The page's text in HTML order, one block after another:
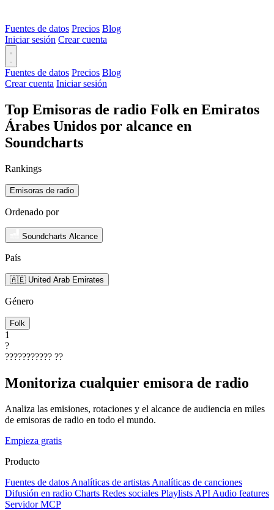
Fuentes de datos Precios Blog
Iniciar sesión Crear cuenta
Fuentes de datos Precios Blog
Crear cuenta Iniciar sesión
Top Emisoras de radio Folk en Emiratos
Árabes Unidos por alcance en
Soundcharts
Rankings
Emisoras de radio
Ordenado por
Soundcharts Alcance
País
🇦🇪 United Arab Emirates
Género
Folk
1
?
??????????? ??
Monitoriza cualquier emisora de radio
Analiza las emisiones, rotaciones y el alcance de audiencia en miles
de emisoras de radio en todo el mundo.
Empieza gratis
Producto
Fuentes de datos Analíticas de artistas Analíticas de canciones
Difusión en radio Charts Redes sociales Playlists API Audio features
Servidor MCP